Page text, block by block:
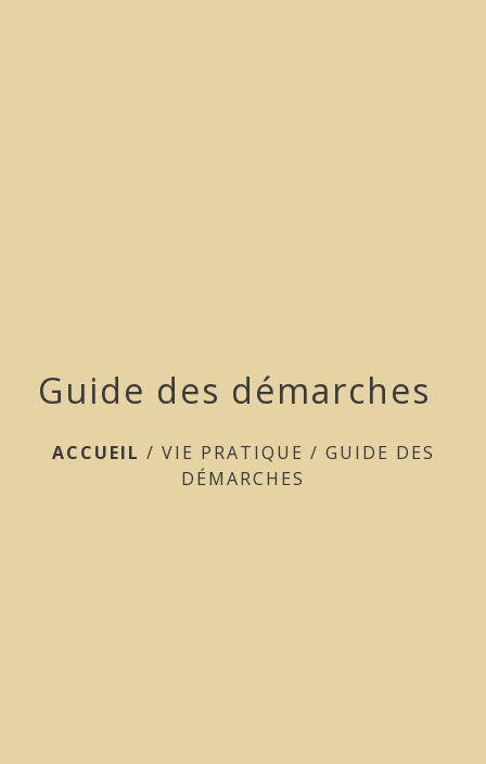
Guide des démarches
ACCUEIL / VIE PRATIQUE / GUIDE DES
DÉMARCHES